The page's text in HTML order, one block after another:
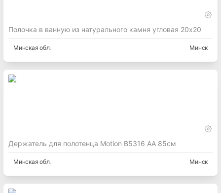
Полочка в ванную из натурального камня угловая 20х20
Минская обл. Минск
Держатель для полотенца Motion B5316 АА 85см
Минская обл. Минск